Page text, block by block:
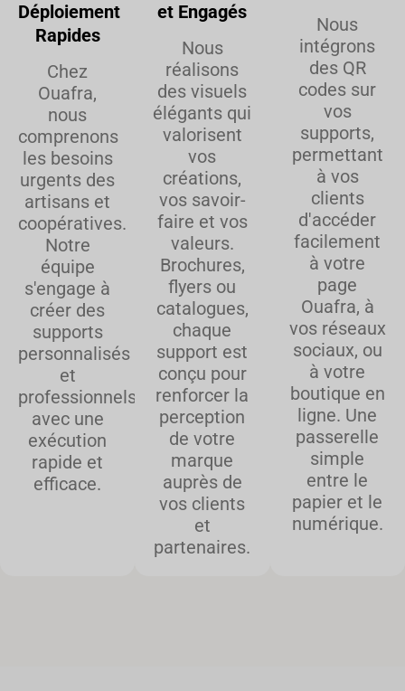
Déploiement
Rapides
Chez
Ouafra,
nous
comprenons
les besoins
urgents des
artisans et
coopératives.
Notre
équipe
s'engage à
créer des
supports
personnalisés
et
professionnels,
avec une
exécution
rapide et
efficace.
et Engagés
Nous
réalisons
des visuels
élégants qui
valorisent
vos
créations,
vos savoir-
faire et vos
valeurs.
Brochures,
flyers ou
catalogues,
chaque
support est
conçu pour
renforcer la
perception
de votre
marque
auprès de
vos clients
et
partenaires.
Nous
intégrons
des QR
codes sur
vos
supports,
permettant
à vos
clients
d'accéder
facilement
à votre
page
Ouafra, à
vos réseaux
sociaux, ou
à votre
boutique en
ligne. Une
passerelle
simple
entre le
papier et le
numérique.